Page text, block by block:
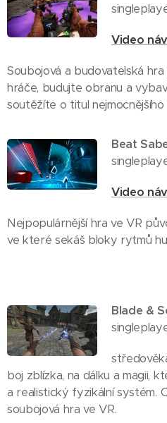
Video
Soubojová a budovatelská
hráče, budujte obranu a
soutěžíte o titul nejmocnějšího
Beat
Video
Nejpopulárnější hra ve VR
ve které sekáš bloky rytmů
Blade &
boj zblízka, na dálku a magii,
a realistický fyzikální systém.
soubojová hra ve VR.